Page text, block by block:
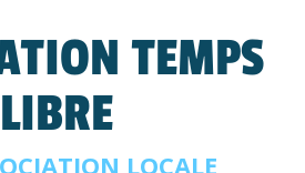
TEMPS
LIBRE
LOCALE